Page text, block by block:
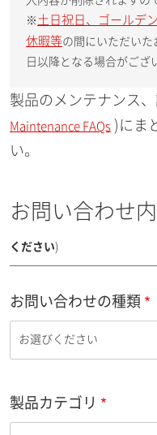
※ 土日祝日、ゴールデ
休暇等の間にいただいた
日以降となる場合がござ
製品のメンテナンス
Maintenance FAQs )にま
い。
お問い合わせ
ください)
お問い合わせの種類
製品カテゴリ